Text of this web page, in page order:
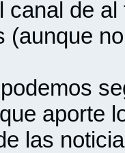
canal de
(aunque
aporte
las